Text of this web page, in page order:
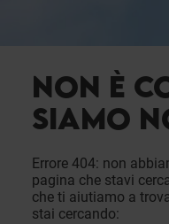
NON È
SIAMO
Errore 404: non
pagina che stavi
che ti aiutiamo a
stai cercando: